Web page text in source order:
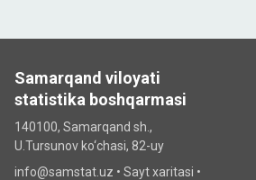
Samarqand viloyati
statistika boshqarmasi
140100, Samarqand sh.,
U.Tursunov ko‘chаsi, 82-uy
info@samstat.uz • Sayt xaritasi •